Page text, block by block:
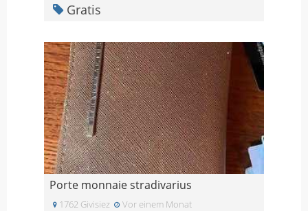
Gratis
Porte monnaie stradivarius
1762 Givisiez Vor einem Monat